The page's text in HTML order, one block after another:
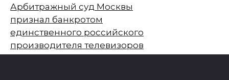
Арбитражный суд Москвы
признал банкротом
единственного российского
производителя телевизоров